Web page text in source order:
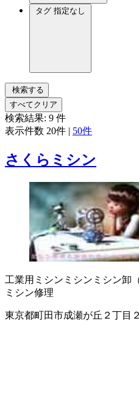
タグ 指定なし
検索する
すべてクリア
検索結果: 9 件
表示件数 20件 | 50件
さくらミシン
工業用ミシン ミシン ミシン卸
ミシン修理
東京都町田市成瀬が丘２丁目